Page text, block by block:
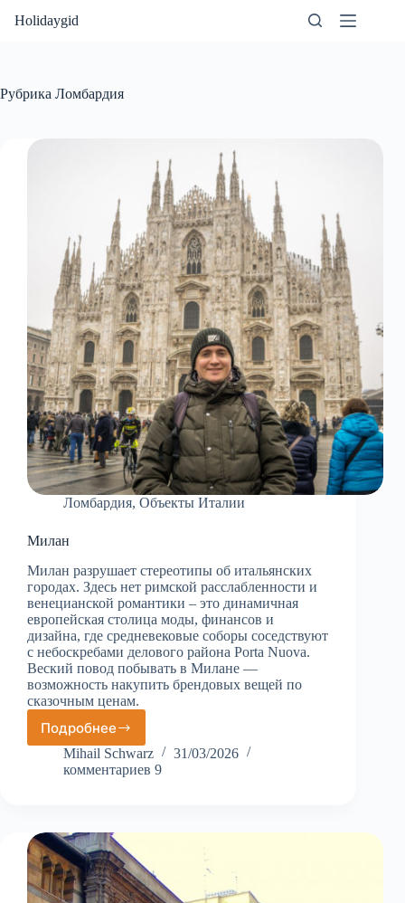
Holidaygid
Рубрика Ломбардия
Ломбардия, Объекты Италии
Милан
Милан разрушает стереотипы об итальянских
городах. Здесь нет римской расслабленности и
венецианской романтики – это динамичная
европейская столица моды, финансов и
дизайна, где средневековые соборы соседствуют
с небоскребами делового района Porta Nuova.
Веский повод побывать в Милане —
возможность накупить брендовых вещей по
сказочным ценам.
Подробнее
Милан
Mihail Schwarz
31/03/2026
комментариев 9